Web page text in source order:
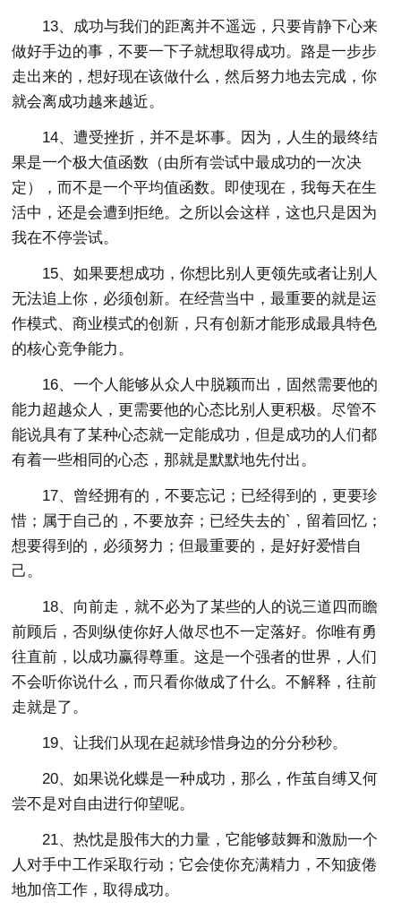
13、成功与我们的距离并不遥远，只要肯静下心来
做好手边的事，不要一下子就想取得成功。路是一步步
走出来的，想好现在该做什么，然后努力地去完成，你
就会离成功越来越近。
14、遭受挫折，并不是坏事。因为，人生的最终结
果是一个极大值函数（由所有尝试中最成功的一次决
定），而不是一个平均值函数。即使现在，我每天在生
活中，还是会遭到拒绝。之所以会这样，这也只是因为
我在不停尝试。
15、如果要想成功，你想比别人更领先或者让别人
无法追上你，必须创新。在经营当中，最重要的就是运
作模式、商业模式的创新，只有创新才能形成最具特色
的核心竞争能力。
16、一个人能够从众人中脱颖而出，固然需要他的
能力超越众人，更需要他的心态比别人更积极。尽管不
能说具有了某种心态就一定能成功，但是成功的人们都
有着一些相同的心态，那就是默默地先付出。
17、曾经拥有的，不要忘记；已经得到的，更要珍
惜；属于自己的，不要放弃；已经失去的`，留着回忆；
想要得到的，必须努力；但最重要的，是好好爱惜自
己。
18、向前走，就不必为了某些的人的说三道四而瞻
前顾后，否则纵使你好人做尽也不一定落好。你唯有勇
往直前，以成功赢得尊重。这是一个强者的世界，人们
不会听你说什么，而只看你做成了什么。不解释，往前
走就是了。
19、让我们从现在起就珍惜身边的分分秒秒。
20、如果说化蝶是一种成功，那么，作茧自缚又何
尝不是对自由进行仰望呢。
21、热忱是股伟大的力量，它能够鼓舞和激励一个
人对手中工作采取行动；它会使你充满精力，不知疲倦
地加倍工作，取得成功。